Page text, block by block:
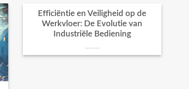
Efficiëntie en Veiligheid op de
Werkvloer: De Evolutie van
Industriële Bediening